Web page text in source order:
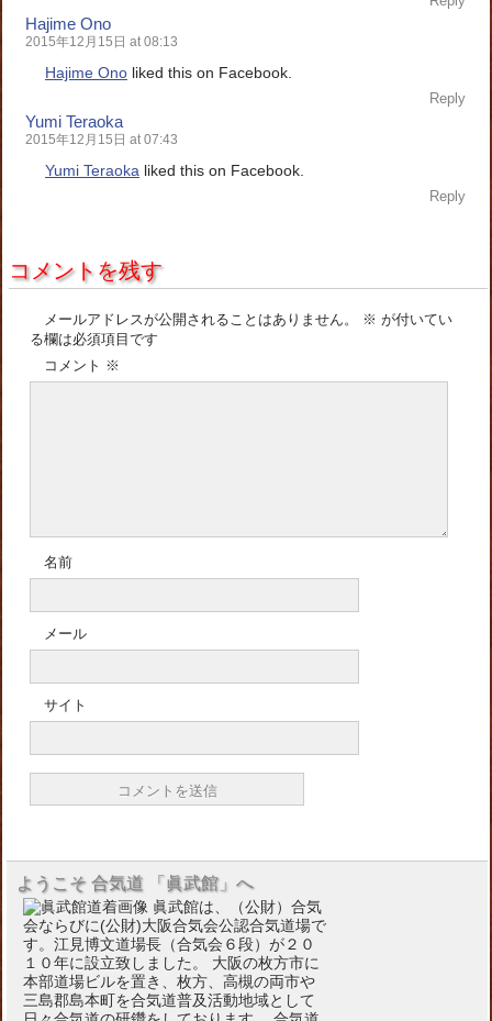
Hajime Ono
2015年12月15日 at 08:13
Hajime Ono liked this on Facebook.
Reply
Yumi Teraoka
2015年12月15日 at 07:43
Yumi Teraoka liked this on Facebook.
Reply
コメントを残す
メールアドレスが公開されることはありません。 ※ が付いてい
る欄は必須項目です
コメント ※
名前
メール
サイト
ようこそ 合気道 「眞武館」へ
眞武館は、（公財）合気
会ならびに(公財)大阪合気会公認合気道場で
す。江見博文道場長（合気会６段）が２０
１０年に設立致しました。 大阪の枚方市に
本部道場ビルを置き、枚方、高槻の両市や
三島郡島本町を合気道普及活動地域として